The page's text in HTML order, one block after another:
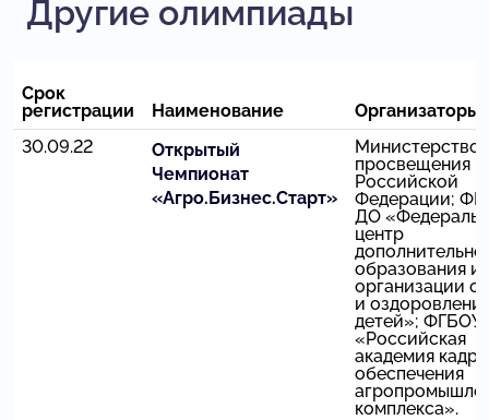
Другие олимпиады
Срок
регистрации
Наименование
Организаторы
30.09.22
Открытый
Чемпионат
«Агро.Бизнес.Старт»
Министерство
просвещения
Российской
Федерации;
ДО
центр
образования и
организации
и
детей»;
«Российская
академия
обеспечения
комплекса».